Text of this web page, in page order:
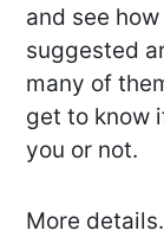
and see
suggested
many of
get to know
you or not.
More details.